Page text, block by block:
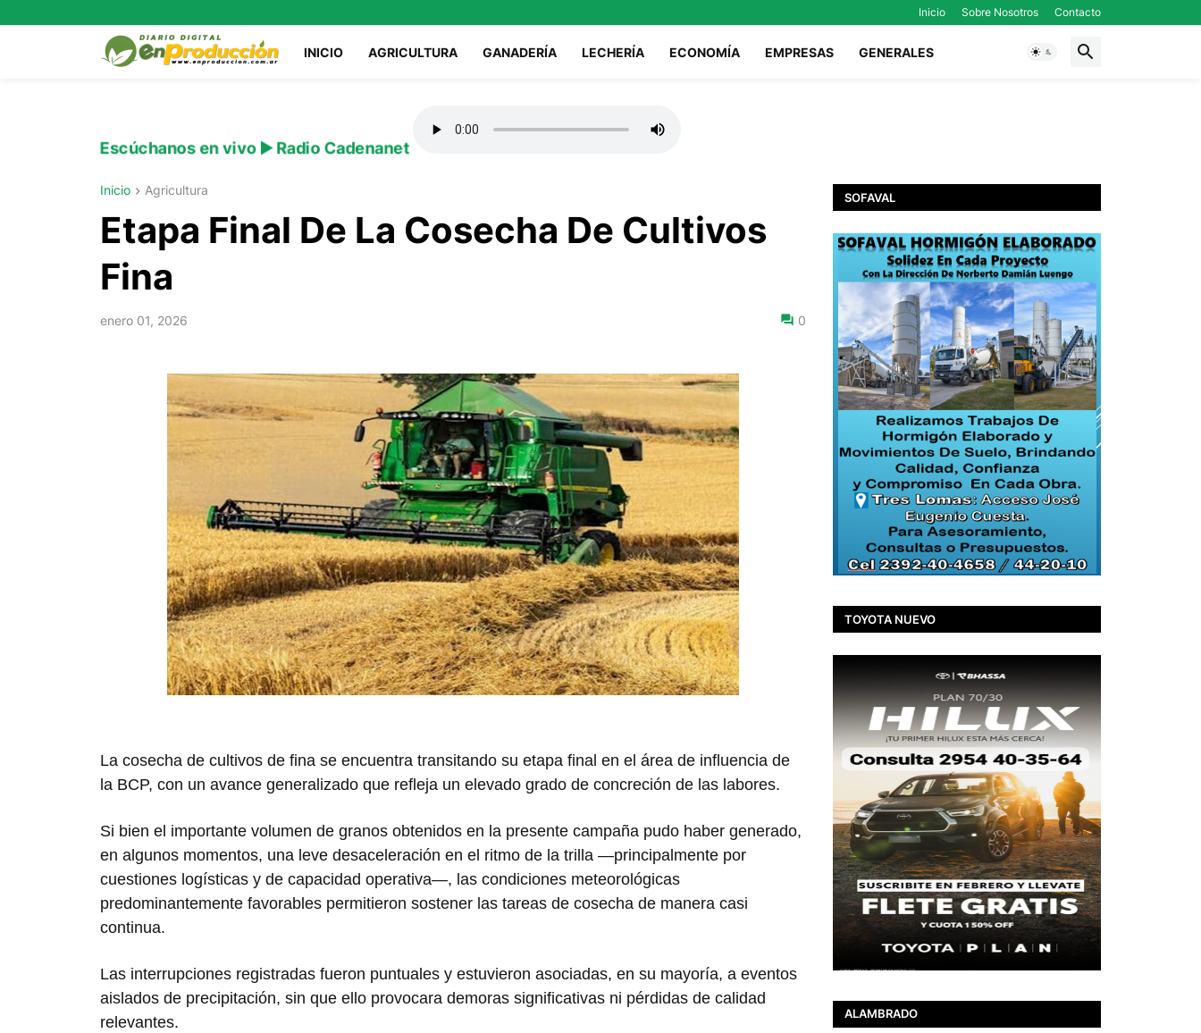
Inicio Sobre Nosotros Contacto
INICIO AGRICULTURA GANADERÍA LECHERÍA ECONOMÍA EMPRESAS GENERALES
Escúchanos en vivo ▶️ Radio Cadenanet
Inicio Agricultura
Etapa Final De La Cosecha De Cultivos
Fina
enero 01, 2026 0
La cosecha de cultivos de fina se encuentra transitando su etapa final en el área de influencia de
la BCP, con un avance generalizado que refleja un elevado grado de concreción de las labores.
Si bien el importante volumen de granos obtenidos en la presente campaña pudo haber generado,
en algunos momentos, una leve desaceleración en el ritmo de la trilla —principalmente por
cuestiones logísticas y de capacidad operativa—, las condiciones meteorológicas
predominantemente favorables permitieron sostener las tareas de cosecha de manera casi
continua.
Las interrupciones registradas fueron puntuales y estuvieron asociadas, en su mayoría, a eventos
aislados de precipitación, sin que ello provocara demoras significativas ni pérdidas de calidad
relevantes.
SOFAVAL
TOYOTA NUEVO
ALAMBRADO